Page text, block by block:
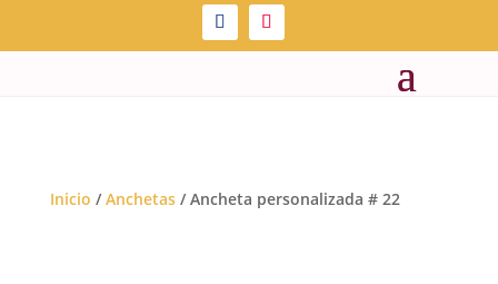
Inicio /Anchetas/ Ancheta personalizada # 22